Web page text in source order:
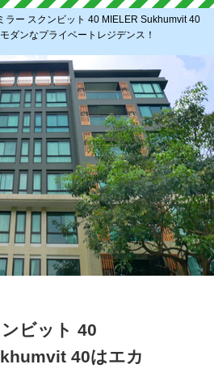
ラー スクンビット 40 MIELER Sukhumvit 40
ダンなプライベートレジデンス！
ビット 40
40はエカ